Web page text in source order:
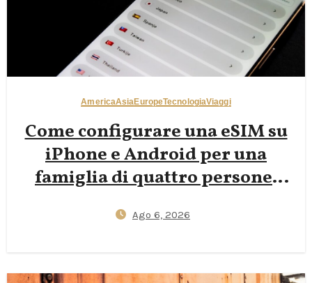
AmericaAsiaEuropeTecnologiaViaggi
Come configurare una eSIM su
iPhone e Android per una
famiglia di quattro persone:
ridurre i rifiuti di SIM in
connessi all’estero
Ago 6, 2026